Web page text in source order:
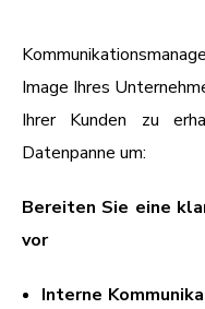
Image Ihres
Ihrer Kunden zu
Datenpanne um:
Bereiten Sie eine
vor
Interne